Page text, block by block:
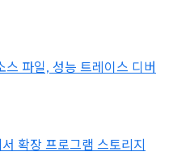
파일, 성능 트레이스 디버
확장 프로그램 스토리지